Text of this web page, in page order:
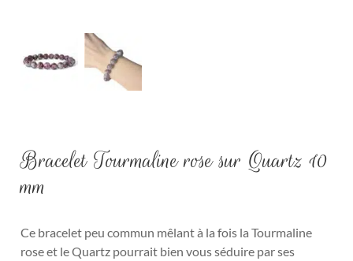
Bracelet Tourmaline rose sur Quartz 10
mm
Ce bracelet peu commun mêlant à la fois la Tourmaline
rose et le Quartz pourrait bien vous séduire par ses